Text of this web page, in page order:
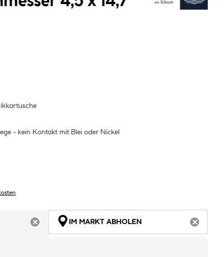
- kein Kontakt mit Blei oder Nickel
ARTIKEL NICHT VERFÜGBAR
IM MARKT ABHOLEN